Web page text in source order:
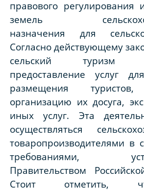
правового регулирования
земель
назначения для
Согласно действующему
сельский туризм
предоставление услуг
размещения
организацию их досуга,
иных услуг. Эта
осуществляться
товаропроизводителями в
требованиями,
Правительством
Стоит отметить,